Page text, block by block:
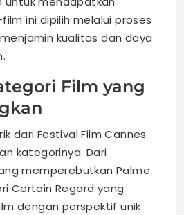
ini dipilih melalui proses
kualitas dan daya
Film yang
dari Festival Film Cannes
kategorinya. Dari
memperebutkan Palme
Certain Regard yang
dengan perspektif unik.